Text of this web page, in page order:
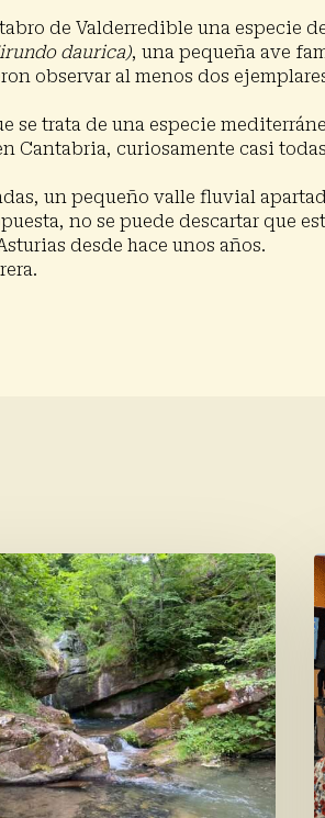
de Valderredible una especie
daurica), una pequeña ave
observar al menos dos
trata de una especie
Cantabria, curiosamente casi
un pequeño valle fluvial
no se puede descartar que
desde hace unos años.
a